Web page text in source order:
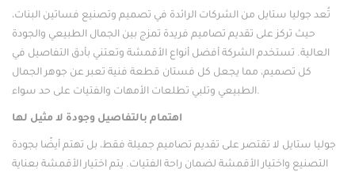
تُعد جوليا ستايل من الشركات الرائدة في تصميم وتصنيع فساتين البنات،
حيث تركز على تقديم تصاميم فريدة تمزج بين الجمال الطبيعي والجودة
العالية. تستخدم الشركة أفضل أنواع الأقمشة وتعتني بأدق التفاصيل في
كل تصميم، مما يجعل كل فستان قطعة فنية تعبر عن جوهر الجمال
الطبيعي وتلبي تطلعات الأمهات والفتيات على حد سواء.
اهتمام بالتفاصيل وجودة لا مثيل لها
جوليا ستايل لا تقتصر على تقديم تصاميم جميلة فقط، بل تهتم أيضًا بجودة
التصنيع واختيار الأقمشة لضمان راحة الفتيات. يتم اختيار الأقمشة بعناية